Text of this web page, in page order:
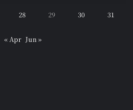
28 29 30 31
« Apr Jun »